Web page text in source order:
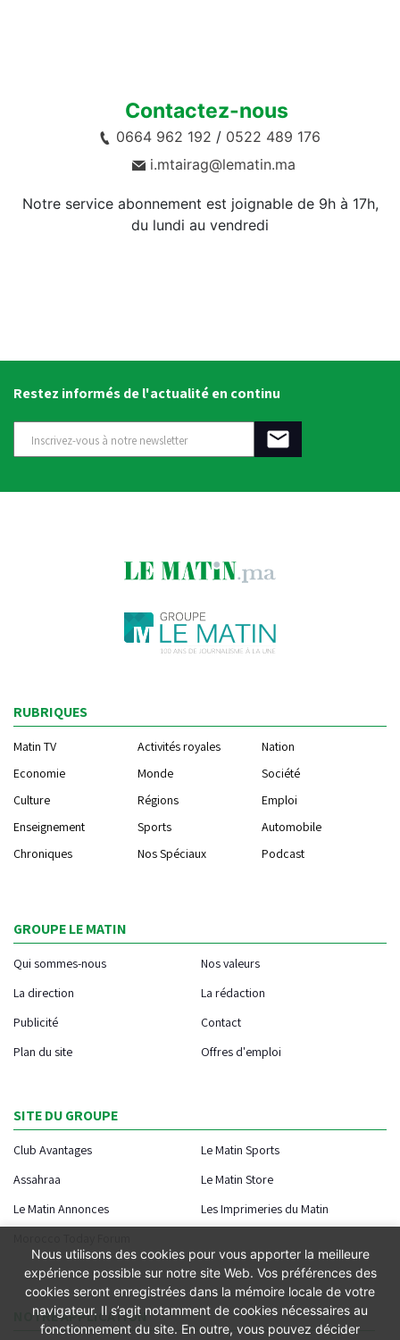
Contactez-nous
0664 962 192 / 0522 489 176
i.mtairag@lematin.ma
Notre service abonnement est joignable de 9h à 17h,
du lundi au vendredi
Restez informés de l'actualité en continu
RUBRIQUES
Matin TV Activités royales
Nation
Economie
Monde
Société
Culture
Régions
Emploi
Enseignement
Sports
Automobile
Chroniques
Nos Spéciaux Podcast
GROUPE LE MATIN
Qui sommes-nous
Nos valeurs
La direction
La rédaction
Publicité
Contact
Plan du site
Offres d'emploi
SITE DU GROUPE
Club Avantages
Le Matin Sports
Assahraa
Le Matin Store
Le Matin Annonces
Les Imprimeries du Matin
NOTRE APPLICATION
Nous utilisons des cookies pour vous apporter la meilleure
expérience possible sur notre site Web. Vos préférences des
cookies seront enregistrées dans la mémoire locale de votre
navigateur. Il s’agit notamment de cookies nécessaires au
fonctionnement du site. En outre, vous pouvez décider